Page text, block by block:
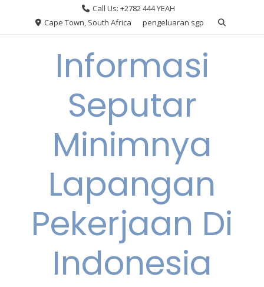
Call Us: +2782 444 YEAH
Cape Town, South Africa
pengeluaran sgp
Informasi
Seputar
Minimnya
Lapangan
Pekerjaan Di
Indonesia